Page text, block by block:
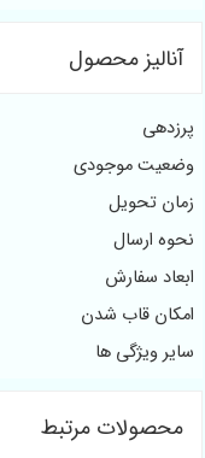
آنالیز محصول
پرزدهی
وضعیت موجودی
زمان تحویل
نحوه ارسال
ابعاد سفارش
امکان قاب شدن
سایر ویژگی ها
محصولات مرتبط